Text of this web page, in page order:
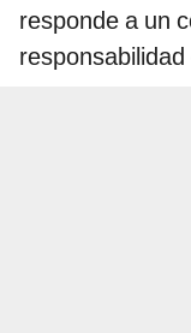
responde a un